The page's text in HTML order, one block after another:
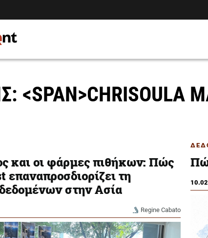
<SPAN>CHRISOULA
και οι φάρμες πιθήκων: Πώς
τη
στην Ασία
Regine Cabato